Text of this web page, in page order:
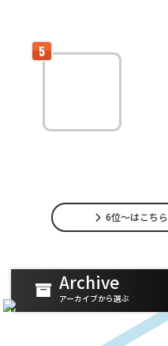
6位～はこちら
Archive
アーカイブから選ぶ